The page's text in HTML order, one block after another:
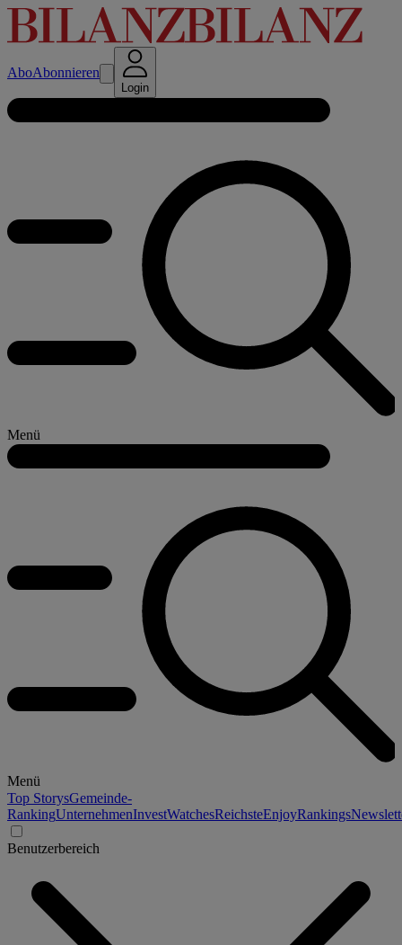
AboAbonnieren
Login
Menü
Menü
Top StorysGemeinde-
RankingUnternehmenInvestWatchesReichsteEnjoyRankings
Benutzerbereich